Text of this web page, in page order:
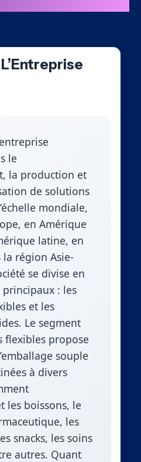
le
la production et
de solutions
mondiale,
en Amérique
latine, en
région Asie-
se divise en
: les
et les
Le segment
flexibles propose
souple
à divers
les boissons, le
les
snacks, les soins
autres. Quant